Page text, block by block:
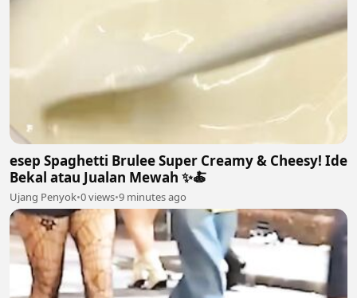
esep Spaghetti Brulee Super Creamy & Cheesy! Ide
Bekal atau Jualan Mewah ✨🍝
Ujang Penyok•0 views•9 minutes ago